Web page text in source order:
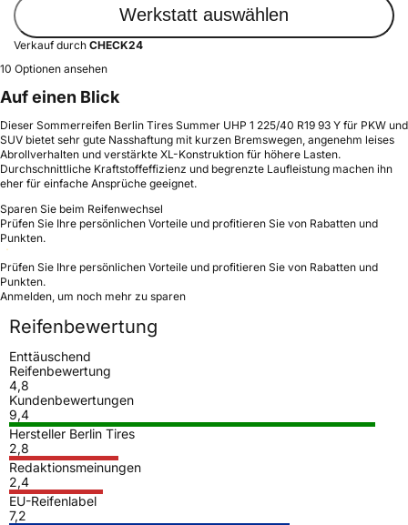
Werkstatt auswählen
Verkauf durch CHECK24
10 Optionen ansehen
Auf einen Blick
Dieser Sommerreifen Berlin Tires Summer UHP 1 225/40 R19 93 Y für PKW und
SUV bietet sehr gute Nasshaftung mit kurzen Bremswegen, angenehm leises
Abrollverhalten und verstärkte XL-Konstruktion für höhere Lasten.
Durchschnittliche Kraftstoffeffizienz und begrenzte Laufleistung machen ihn
eher für einfache Ansprüche geeignet.
Sparen Sie beim Reifenwechsel
Prüfen Sie Ihre persönlichen Vorteile und profitieren Sie von Rabatten und
Punkten.
Prüfen Sie Ihre persönlichen Vorteile und profitieren Sie von Rabatten und
Punkten.
Anmelden, um noch mehr zu sparen
Reifenbewertung
Enttäuschend
Reifenbewertung
4,8
Kundenbewertungen
9,4
Hersteller Berlin Tires
2,8
Redaktionsmeinungen
2,4
EU-Reifenlabel
7,2